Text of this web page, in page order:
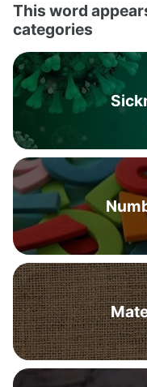
This word
categories